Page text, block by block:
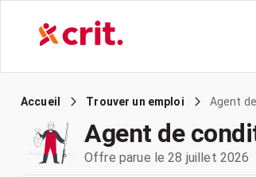
Accueil Trouver un emploi Agent
Agent de
Offre parue le 28 juillet 2026